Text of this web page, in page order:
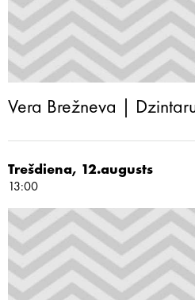
Vera Brežneva |
Trešdiena, 12.augusts
13:00